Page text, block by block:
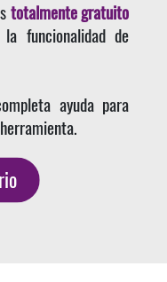
totalmente gratuito
funcionalidad de
ayuda para